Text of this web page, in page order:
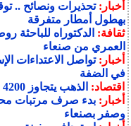
أخبار:تحذيرات ونصائح ..
بهطول أمطار متفرقة
ثقافة: الدكتوراه للباحثة
العمري من صنعاء
أخبار:تواصل الاعتداءات
في الضفة
اقتصاد: الذهب يتجاوز 4200 دولار
أخبار:بدء صرف مرتبات
وصفر بصنعاء